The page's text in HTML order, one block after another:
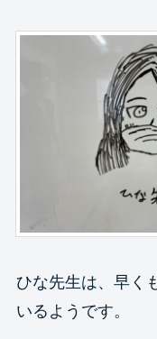
ひな先生は、早く
いるようです。